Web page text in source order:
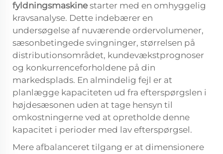
fyldningsmaskine starter med en omhyggelig
kravsanalyse. Dette indebærer en
undersøgelse af nuværende ordervolumener,
sæsonbetingede svingninger, størrelsen på
distributionsområdet, kundevækstprognoser
og konkurrenceforholdene på din
markedsplads. En almindelig fejl er at
planlægge kapaciteten ud fra efterspørgslen i
højdesæsonen uden at tage hensyn til
omkostningerne ved at opretholde denne
kapacitet i perioder med lav efterspørgsel.
Mere afbalanceret tilgang er at dimensionere